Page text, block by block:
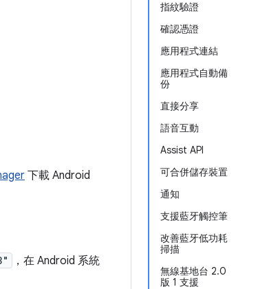
指紋驗證
確認憑證
應用程式連結
應用程式自動備
份
直接分享
語音互動
Assist API
可合併儲存裝置
通知
支援藍牙觸控筆
改善藍牙低功耗
掃描
無線基地台 2.0
版 1 支援
下載 Android
，在 Android 系統